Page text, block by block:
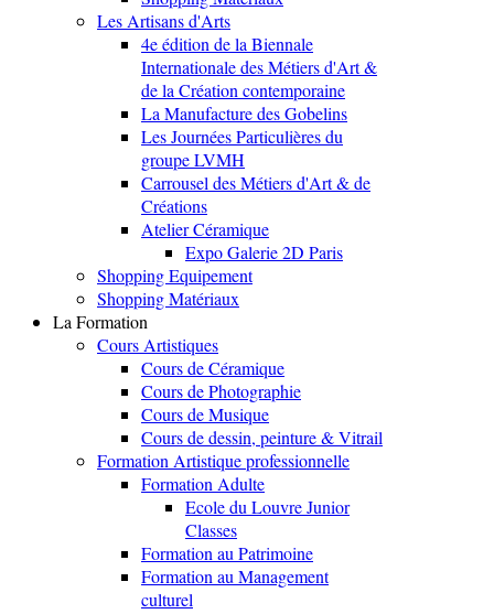
Les Artisans d'Arts
4e édition de la Biennale
Internationale des Métiers d'Art &
de la Création contemporaine
La Manufacture des Gobelins
Les Journées Particulières du
groupe LVMH
Carrousel des Métiers d'Art & de
Créations
Atelier Céramique
Expo Galerie 2D Paris
Shopping Equipement
Shopping Matériaux
La Formation
Cours Artistiques
Cours de Céramique
Cours de Photographie
Cours de Musique
Cours de dessin, peinture & Vitrail
Formation Artistique professionnelle
Formation Adulte
Ecole du Louvre Junior
Classes
Formation au Patrimoine
Formation au Management
culturel